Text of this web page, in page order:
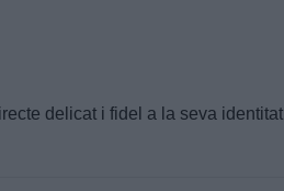
delicat i fidel a la seva identitat